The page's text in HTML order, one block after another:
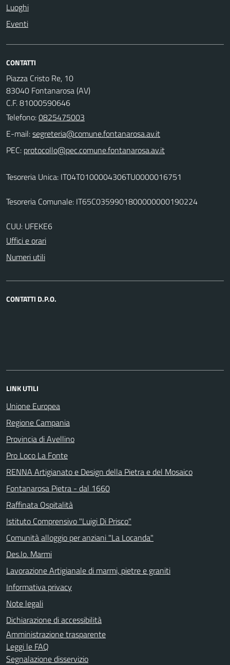
Luoghi
Eventi
CONTATTI
Piazza Cristo Re, 10
83040 Fontanarosa (AV)
C.F. 81000590646
Telefono:0825475003
E-mail:
PEC:
Tesoreria Unica: IT04T0100004306TU0000016751
Tesoreria Comunale: IT65C0359901800000000190224
CUU: UFEKE6
Uffici e orari
Numeri utili
CONTATTI D.P.O.
LINK UTILI
Unione Europea
Regione Campania
Provincia di Avellino
Pro Loco La Fonte
RENNA Artigianato e Design della Pietra e del Mosaico
Fontanarosa Pietra - dal 1660
Raffinata Ospitalità
Istituto Comprensivo "Luigi Di Prisco"
Comunità alloggio per anziani "La Locanda"
Des.Io. Marmi
Lavorazione Artigianale di marmi, pietre e graniti
Informativa privacy
Note legali
Dichiarazione di accessibilità
Amministrazione trasparente
Leggi le FAQ
Segnalazione disservizio